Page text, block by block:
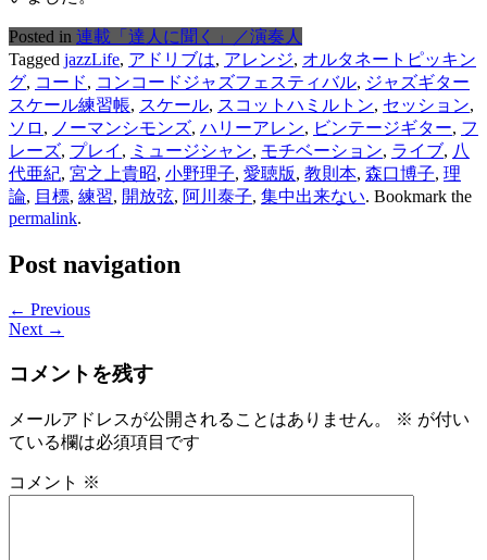
Posted in 連載「達人に聞く」／演奏人
Tagged jazzLife, アドリブは, アレンジ, オルタネートピッキン
グ, コード, コンコードジャズフェスティバル, ジャズギター
スケール練習帳, スケール, スコットハミルトン, セッション,
ソロ , ノーマンシモンズ, ハリーアレン, ビンテージギター, フ
レーズ, プレイ , ミュージシャン, モチベーション, ライブ, 八
代亜紀, 宮之上貴昭, 小野理子, 愛聴版, 教則本, 森口博子, 理
論, 目標, 練習, 開放弦, 阿川泰子, 集中出来ない. Bookmark the
permalink.
Post navigation
← Previous
Next →
コメントを残す
メールアドレスが公開されることはありません。 ※ が付い
ている欄は必須項目です
コメント ※